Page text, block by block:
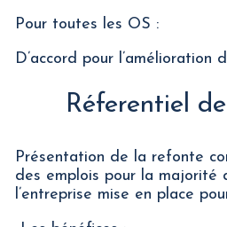
Pour toutes les OS :
D’accord pour l’amélioration
Réferentiel
Présentation de la refonte
des emplois pour la majorité
l’entreprise mise en place